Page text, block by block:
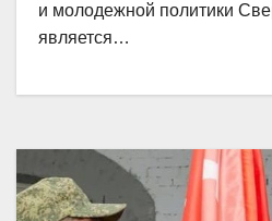
и молодежной политики
является…